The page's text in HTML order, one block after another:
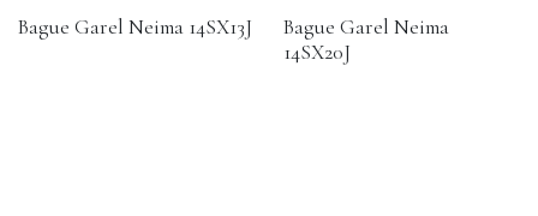
Bague Garel Neima 14SX13J
Bague Garel Neima
14SX20J